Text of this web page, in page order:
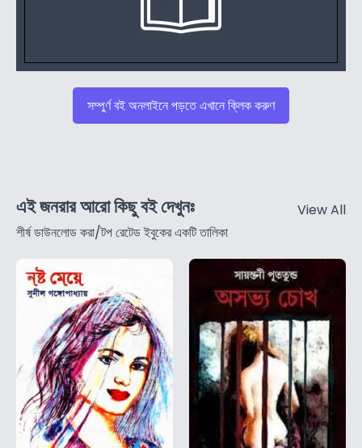
সম্পুর্ণ বই অনলাইনে পড়তে এখানে ক্লিক করুণ
এই জনরার আরো কিছু বই দেখুনঃ
শীর্ষ ডাউনলোড করা/টপ রেটেড ইবুকের একটি তালিকা
View All